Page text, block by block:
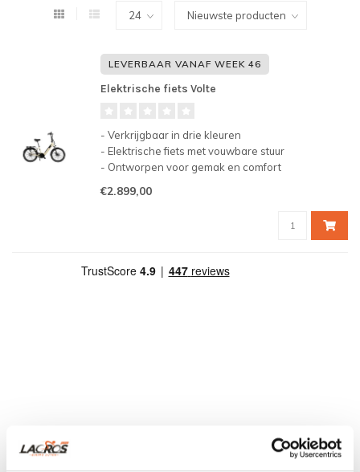
LEVERBAAR VANAF WEEK 46
Elektrische fiets Volte
- Verkrijgbaar in drie kleuren
- Elektrische fiets met vouwbare stuur
- Ontworpen voor gemak en comfort
elke trap
€2.899,00